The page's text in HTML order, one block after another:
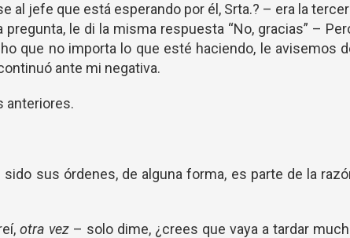
al jefe que está esperando por él, Srta.? – era la
le di la misma respuesta “No, gracias” –
que no importa lo que esté haciendo, le avisemos
ante mi negativa.
anteriores.
sus órdenes, de alguna forma, es parte de la
otra vez – solo dime, ¿crees que vaya a tardar